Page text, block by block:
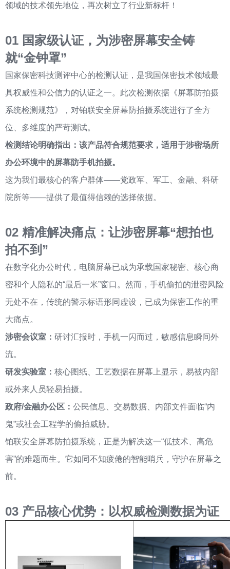
领域的技术领先地位，再次树立了行业新标杆！
01 国家级认证，为涉密屏幕安全铸
就“金钟罩”
国家保密科技测评中心的检测认证，是我国保密技术领域最
具权威性和公信力的认证之一。此次检测依据《屏幕防拍摄
系统检测规范》，对铂联安全屏幕防拍摄系统进行了全方
位、多维度的严苛测试。
检测结论明确指出：该产品符合规范要求，适用于涉密场所
办公环境中的屏幕防手机拍摄。
这为我们最核心的客户群体——党政军、军工、金融、科研
院所等——提供了最值得信赖的选择依据。
02 精准解决痛点：让涉密屏幕“想拍也
拍不到”
在数字化办公时代，电脑屏幕已成为承载国家秘密、核心商
密和个人隐私的“最后一米”窗口。然而，手机偷拍的泄密风险
无处不在，传统的警示标语形同虚设，已成为保密工作的重
大痛点。
涉密会议室： 研讨汇报时，手机一闪而过，敏感信息瞬间外
流。
研发实验室： 核心图纸、工艺数据在屏幕上显示，易被内部
或外来人员轻易拍摄。
政府/金融办公区： 公民信息、交易数据、内部文件面临“内
鬼”或社会工程学的偷拍威胁。
铂联安全屏幕防拍摄系统，正是为解决这一“低技术、高危
害”的难题而生。它如同不知疲倦的智能哨兵，守护在屏幕之
前。
03 产品核心优势：以权威检测数据为证